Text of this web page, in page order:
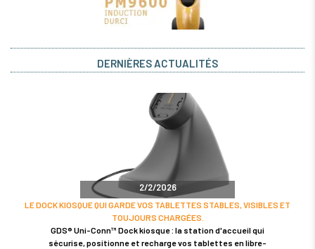
DERNIÈRES ACTUALITÉS
2/2/2026
LE DOCK KIOSQUE QUI GARDE VOS TABLETTES STABLES, VISIBLES ET
TOUJOURS CHARGÉES.
GDS® Uni-Conn™ Dock kiosque : la station d'accueil qui
sécurise, positionne et recharge vos tablettes en libre-